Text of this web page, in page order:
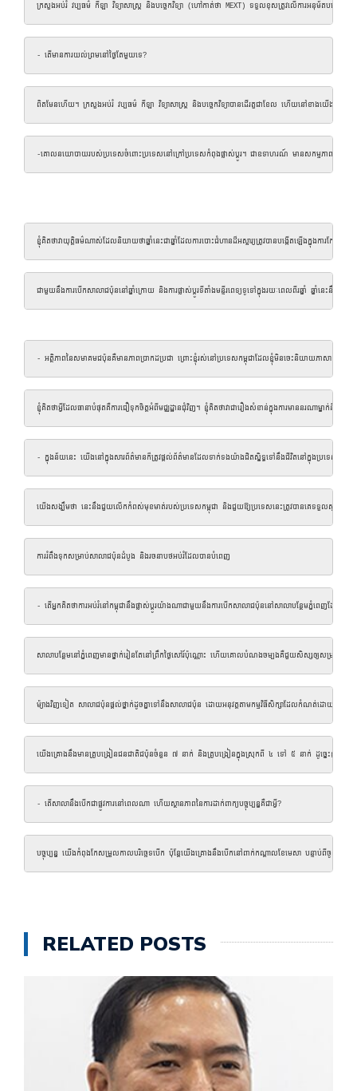
ក្រសួងអប់រំ វប្បធម៌ កីឡា វិទ្យាសាស្ត្រ និងបច្ចេកវិទ្យា (ហៅកាត់ថា MEXT) ទទួលខុសត្រូវលើការអនុម័តបង្កើតសា
- តើមានការយល់ព្រមនៅថ្ងៃតែមួយទេ?
ពិតមែនហើយ។ ក្រសួងអប់រំ វប្បធម៌ កីឡា វិទ្យាសាស្ត្រ និងបច្ចេកវិទ្យាបានដើរតួជាខែល ហើយនៅខាងយើង ហើយ
-គោលនយោបាយរបស់ប្រទេសចំពោះប្រទេសនៅក្រៅប្រទេសកំពុងផ្លាស់ប្តូរ។ ជាឧទាហរណ៍ មានសកម្មភាពយ៉ាងច្រើនក្នុ
ខ្ញុំគិតថាវាយុត្តិធម៌ណាស់ដែលនិយាយថាឆ្នាំនេះជាឆ្នាំដែលការបោះជំហានដ៏អស្ចារ្យត្រូវបានបង្កើតឡើងក្នុងការក
ជាមួយនឹងការបើកសាលាជប៉ុននៅឆ្នាំក្រោយ និងការផ្លាស់ប្តូរទីតាំងមន្ទីរពេទ្យទូទៅក្នុងរយៈពេលពីរឆ្នាំ ឆ្នាំនេះ
- អត្ថិភាពនៃសមាគមជប៉ុនគឺមានភាពប្រាកដប្រជា ព្រោះខ្ញុំរស់នៅប្រទេសកម្ពុជាដែលខ្ញុំមិនចេះនិយាយភាសា ហើយទំ
ខ្ញុំ​គិត​ថា​អ្វី​ដែល​ធានា​បំផុត​គឺ​ការ​ជឿទុកចិត្តអំពីមជ្ឈដ្ឋានជុំវិញ។ ខ្ញុំ​គិត​ថា​វា​ជា​រឿង​សំខាន់​ក្នុង​ការ​មាន​នរណា​ម្នាក់​
- ក្នុងន័យនេះ យើងនៅក្នុងសារព័ត៌មានក៏ត្រូវផ្តល់ព័ត៌មានដែលទាក់ទងយ៉ាងជិតស្និទ្ធទៅនឹងជីវិតនៅក្នុងប្រទេសកម្
យើងសង្ឃឹមថា នេះនឹងជួយលើកកំពស់មុខមាត់របស់ប្រទេសកម្ពុជា និងជួយឱ្យប្រទេសនេះត្រូវបានគេទទួលស្គាល់ថ
ការរំពឹងទុកសម្រាប់សាលាជប៉ុនដំបូង និងរចនាបថអប់រំដែលបានបំពេញ
- តើអ្នកគិតថាការអប់រំនៅកម្ពុជានឹងផ្លាស់ប្តូរយ៉ាងណាជាមួយនឹងការបើកសាលាជប៉ុននៅសាលាបន្ថែមភ្នំពេញដែលគ្
សាលា​បន្ថែម​នៅ​ភ្នំពេញ​មាន​ថ្នាក់​រៀន​តែ​នៅ​ព្រឹក​ថ្ងៃ​សៅរ៍​ប៉ុណ្ណោះ ហើយ​គោល​បំណង​ចម្បង​គឺ​ជួយ​សិស្ស​ឲ្យ​សម្រប​ខ្លួន​
ម៉្យាងវិញទៀត សាលាជប៉ុនផ្តល់ថ្នាក់ដូចគ្នាទៅនឹងសាលាជប៉ុន ដោយអនុវត្តតាមកម្មវិធីសិក្សាដែលកំណត់ដោយក្រសួងអប់
យើងគ្រោងនឹងមានគ្រូបង្រៀនជនជាតិជប៉ុនចំនួន ៧ នាក់ និងគ្រូបង្រៀនក្នុងស្រុកពី ៤ ទៅ ៥ នាក់ ដូច្នេះខ្ញុំគិតថាស
- តើសាលានឹងបើកជាផ្លូវការនៅពេលណា ហើយស្ថានភាពនៃការដាក់ពាក្យបច្ចុប្បន្នគឺជាអ្វី?
បច្ចុប្បន្ន យើង​កំពុង​កែសម្រួល​កាលបរិច្ឆេទ​បើក ប៉ុន្តែ​យើង​គ្រោង​នឹង​បើក​នៅ​ពាក់​កណ្តាល​ខែ​មេសា បន្ទាប់​ពី​ចូល​ឆ្នាំ​ខ្
RELATED POSTS